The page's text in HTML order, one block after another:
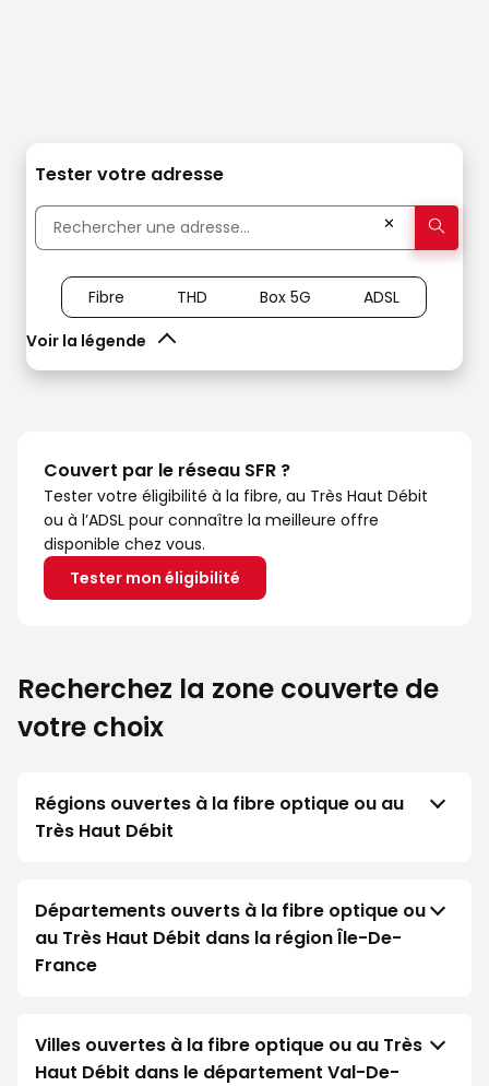
Tester votre adresse
✕
Voir la légende
Fibre THD Box 5G ADSL
Couvert par le réseau SFR ?
Tester votre éligibilité à la fibre, au Très Haut Débit
ou à l’ADSL pour connaître la meilleure offre
disponible chez vous.
Tester mon éligibilité
Recherchez la zone couverte de
votre choix
Régions ouvertes à la fibre optique ou au
Très Haut Débit
Départements ouverts à la fibre optique ou
au Très Haut Débit dans la région Île-De-
France
Villes ouvertes à la fibre optique ou au Très
Haut Débit dans le département Val-De-